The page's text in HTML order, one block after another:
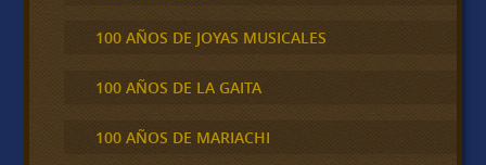
100 AÑOS DE JOYAS MUSICALES
100 AÑOS DE LA GAITA
100 AÑOS DE MARIACHI